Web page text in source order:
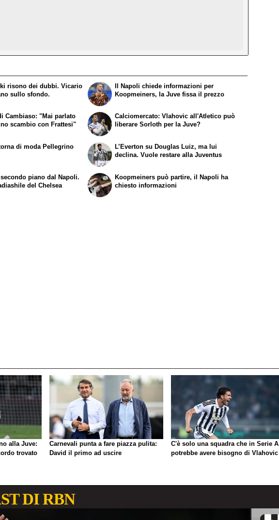
risono dei dubbi. Vicario
sullo sfondo.
Cambiaso: "Mai parlato
scambio con Frattesi"
Il Napoli chiede informazioni per
Koopmeiners, la Juve fissa il prezzo
Calciomercato: Vlahovic all'Atletico può
liberare Sorloth per la Juve?
di moda Pellegrino
piano dal Napoli.
del Chelsea
L’Everton su Douglas Luiz, ma lui
declina. Vuole restare alla Juventus
Koopmeiners può partire, il Napoli ha
chiesto informazioni
alla Juve:
trovato
Carnevali punta a fare piazza pulita:
David il primo ad uscire
C'è solo una squadra che in Serie A
potrebbe avere bisogno di Vlahovic
DI RBN